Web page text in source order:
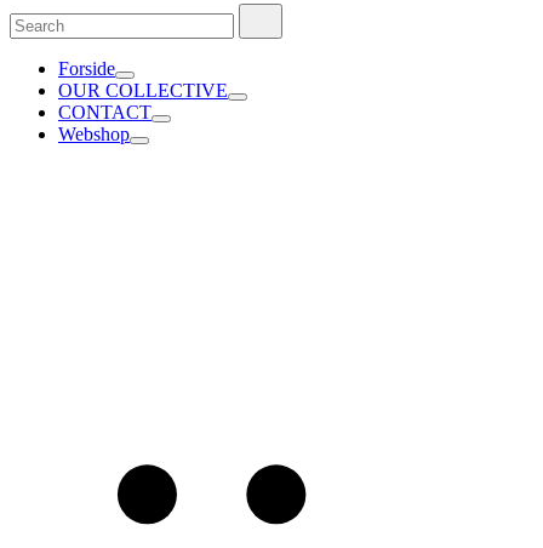
Search
for:
Forside
OUR COLLECTIVE
CONTACT
Webshop